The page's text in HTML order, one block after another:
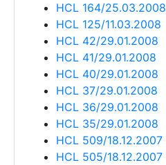
HCL 164/25.03.2008
HCL 125/11.03.2008
HCL 42/29.01.2008
HCL 41/29.01.2008
HCL 40/29.01.2008
HCL 37/29.01.2008
HCL 36/29.01.2008
HCL 35/29.01.2008
HCL 509/18.12.2007
HCL 505/18.12.2007